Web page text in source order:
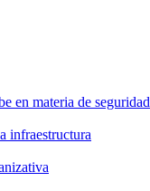
en materia de seguridad
infraestructura